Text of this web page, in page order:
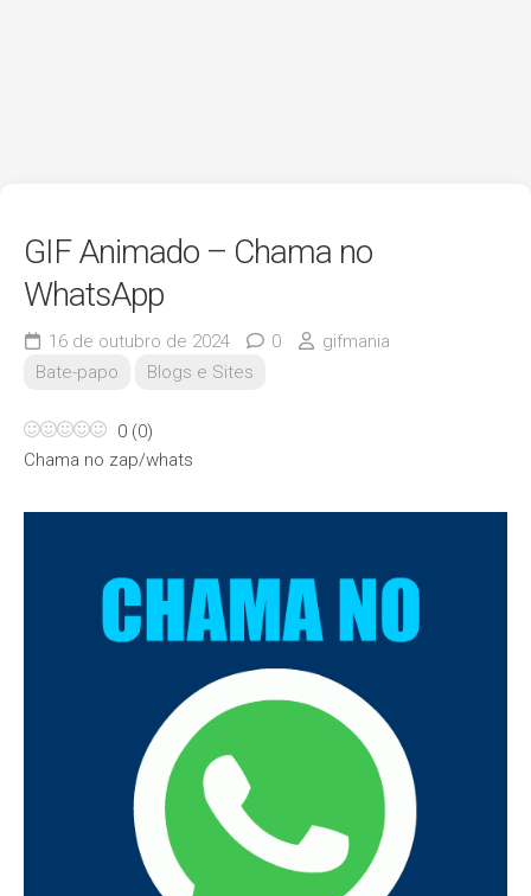
GIF Animado – Chama no
WhatsApp
16 de outubro de 2024 0
gifmania
Bate-papo
Blogs e Sites
0 (0)
Chama no zap/whats